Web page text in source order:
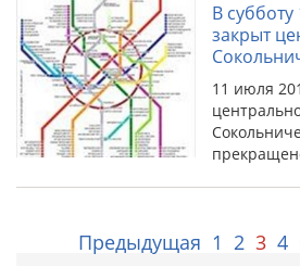
В
закрыт
11 июля
Предыдущая 1 2 3 4